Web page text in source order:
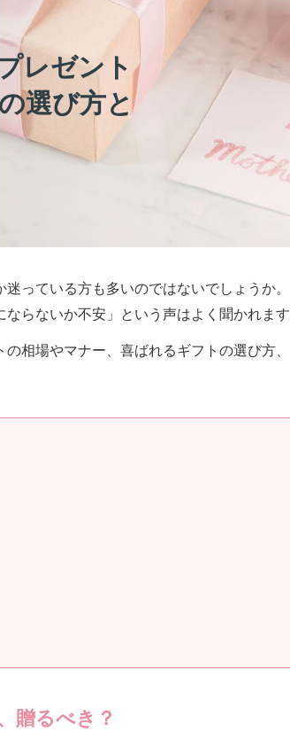
レゼント
選び方と
っている方も多いのではないでしょうか。
らないか不安」という声はよく聞かれます
相場やマナー、喜ばれるギフトの選び方
贈るべき？